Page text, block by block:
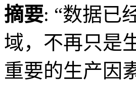
摘要: “数据已
域，不再只是
重要的生产因